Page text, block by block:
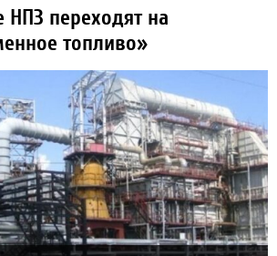
НПЗ переходят на
топливо»